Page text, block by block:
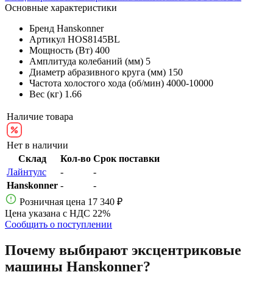
Основные характеристики
Бренд Hanskonner
Артикул HOS8145BL
Мощность (Вт) 400
Амплитуда колебаний (мм) 5
Диаметр абразивного круга (мм) 150
Частота холостого хода (об/мин) 4000-10000
Вес (кг) 1.66
Наличие товара
Нет в наличии
Склад
Кол-во Срок поставки
Лайнтулс
-
-
Hanskonner -
-
Розничная цена 17 340 ₽
Цена указана с НДС 22%
Сообщить о поступлении
Почему выбирают эксцентриковые
машины Hanskonner?